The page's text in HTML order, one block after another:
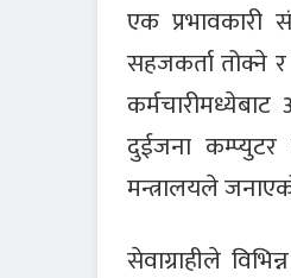
एक प्रभावकारी
सहजकर्ता तोक्ने
दुईजना
मन्त्रालयले
सेवाग्राहीले